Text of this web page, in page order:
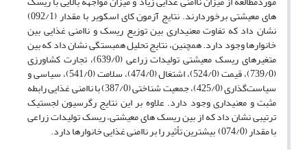
های معیشتی برخوردارند. نتایج آزمون کای اسکویر با مقدار (092/1)
نشان داد که تفاوت معنی‏داری بین توزیع ریسک و ناامنی غذایی بین
خانوارها وجود دارد. همچنین، نتایج تحلیل همبستگی نشان داد که بین
متغیرهای ریسک‏ معیشتی تولیدات زراعی (639/0)، تجارت کشاورزی
(739/0)، قیمت (524/0)، اشتغال (474/0)، سلامت (541/0)، سیاسی و
سیاست‌گذاری (425/0)، جمعیت شناختی (387/0) با ناامنی غذایی رابطه
مثبت و معنی‏داری وجود دارد. علاوه بر این نتایج رگرسیون لجستیک
ترتیبی نشان داد که از بین ریسک‏ های معیشتی، ریسک تولیدات زراعی
با مقدار (074/0) بیشترین تأثیر را بر ناامنی غذایی خانوارها دارد.